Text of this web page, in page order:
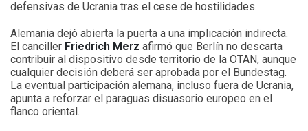
defensivas de Ucrania tras el cese de hostilidades.
Alemania dejó abierta la puerta a una implicación indirecta.
El canciller Friedrich Merz afirmó que Berlín no descarta
contribuir al dispositivo desde territorio de la OTAN, aunque
cualquier decisión deberá ser aprobada por el Bundestag.
La eventual participación alemana, incluso fuera de Ucrania,
apunta a reforzar el paraguas disuasorio europeo en el
flanco oriental.